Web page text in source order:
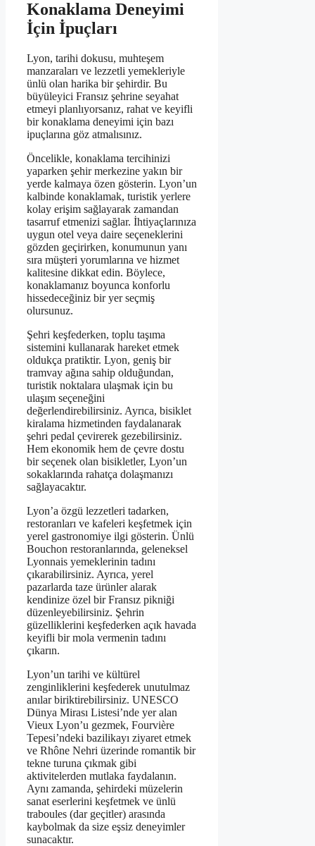
Konaklama Deneyimi
İçin İpuçları
Lyon, tarihi dokusu, muhteşem
manzaraları ve lezzetli yemekleriyle
ünlü olan harika bir şehirdir. Bu
büyüleyici Fransız şehrine seyahat
etmeyi planlıyorsanız, rahat ve keyifli
bir konaklama deneyimi için bazı
ipuçlarına göz atmalısınız.
Öncelikle, konaklama tercihinizi
yaparken şehir merkezine yakın bir
yerde kalmaya özen gösterin. Lyon’un
kalbinde konaklamak, turistik yerlere
kolay erişim sağlayarak zamandan
tasarruf etmenizi sağlar. İhtiyaçlarınıza
uygun otel veya daire seçeneklerini
gözden geçirirken, konumunun yanı
sıra müşteri yorumlarına ve hizmet
kalitesine dikkat edin. Böylece,
konaklamanız boyunca konforlu
hissedeceğiniz bir yer seçmiş
olursunuz.
Şehri keşfederken, toplu taşıma
sistemini kullanarak hareket etmek
oldukça pratiktir. Lyon, geniş bir
tramvay ağına sahip olduğundan,
turistik noktalara ulaşmak için bu
ulaşım seçeneğini
değerlendirebilirsiniz. Ayrıca, bisiklet
kiralama hizmetinden faydalanarak
şehri pedal çevirerek gezebilirsiniz.
Hem ekonomik hem de çevre dostu
bir seçenek olan bisikletler, Lyon’un
sokaklarında rahatça dolaşmanızı
sağlayacaktır.
Lyon’a özgü lezzetleri tadarken,
restoranları ve kafeleri keşfetmek için
yerel gastronomiye ilgi gösterin. Ünlü
Bouchon restoranlarında, geleneksel
Lyonnais yemeklerinin tadını
çıkarabilirsiniz. Ayrıca, yerel
pazarlarda taze ürünler alarak
kendinize özel bir Fransız pikniği
düzenleyebilirsiniz. Şehrin
güzelliklerini keşfederken açık havada
keyifli bir mola vermenin tadını
çıkarın.
Lyon’un tarihi ve kültürel
zenginliklerini keşfederek unutulmaz
anılar biriktirebilirsiniz. UNESCO
Dünya Mirası Listesi’nde yer alan
Vieux Lyon’u gezmek, Fourvière
Tepesi’ndeki bazilikayı ziyaret etmek
ve Rhône Nehri üzerinde romantik bir
tekne turuna çıkmak gibi
aktivitelerden mutlaka faydalanın.
Aynı zamanda, şehirdeki müzelerin
sanat eserlerini keşfetmek ve ünlü
traboules (dar geçitler) arasında
kaybolmak da size eşsiz deneyimler
sunacaktır.